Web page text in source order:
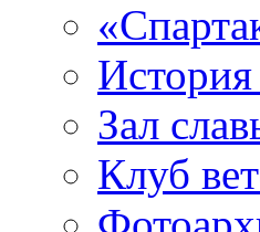
Зал
Клуб